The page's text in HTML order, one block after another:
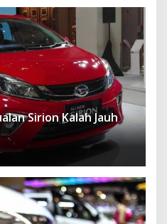
Sirion Kalah Jauh